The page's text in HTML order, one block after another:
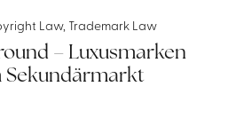
– Luxusmarken
Sekundärmarkt
Law, Trademark Law